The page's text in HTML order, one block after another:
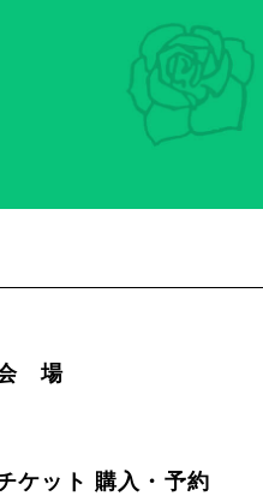
場
ケット 購入・予約